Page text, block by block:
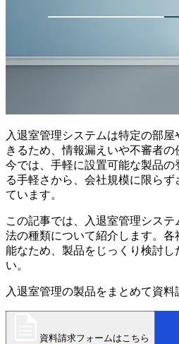
入退室管理システムは特定の部
きるため、情報漏えいや不審者
今では、手軽に設置可能な製品の
る手軽さから、会社規模に限ら
ています。
この記事では、入退室管理シス
法の種類について紹介します。
能なため、製品をじっくり検討し
い。
入退室管理の製品をまとめて資料
資料請求フォームはこちら